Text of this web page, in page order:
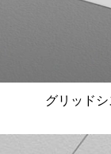
グリッド